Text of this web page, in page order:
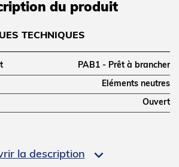
la description 
du produit
TECHNIQUES
PAB1 - Prêt à brancher
Eléments neutres
Ouvert